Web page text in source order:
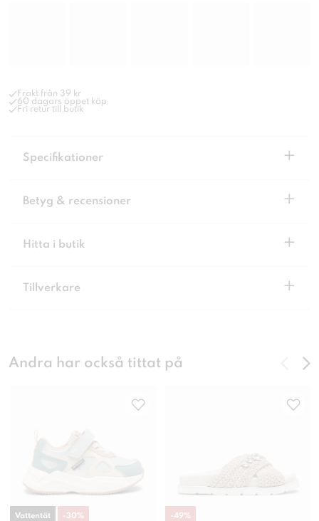
Frakt från 39 kr
60 dagars öppet köp
Fri retur till butik
Specifikationer +
Betyg & recensioner +
Hitta i butik +
Tillverkare +
Andra har också tittat på
Vattentät -30% -49%